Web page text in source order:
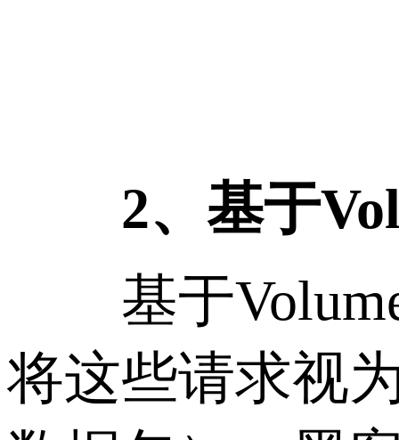
2、基于
基于Volume
将这些请求视